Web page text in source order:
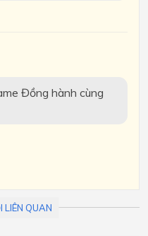
Đồng hành cùng
LIÊN QUAN